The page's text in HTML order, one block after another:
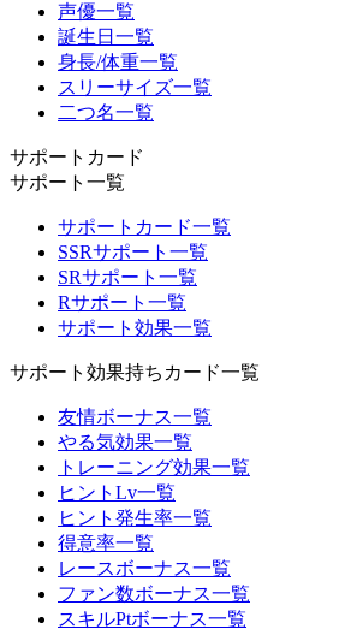
声優一覧
誕生日一覧
身長/体重一覧
スリーサイズ一覧
二つ名一覧
サポートカード
サポート一覧
サポートカード一覧
SSRサポート一覧
SRサポート一覧
Rサポート一覧
サポート効果一覧
サポート効果持ちカード一覧
友情ボーナス一覧
やる気効果一覧
トレーニング効果一覧
ヒントLv一覧
ヒント発生率一覧
得意率一覧
レースボーナス一覧
ファン数ボーナス一覧
スキルPtボーナス一覧